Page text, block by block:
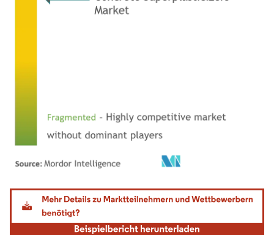
Bild © Mordor Intelligence. Wiederverwendung erfordert Namensnennung gemäß